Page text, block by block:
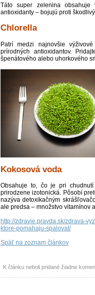
Táto super zelenina
antioxidanty – bojujú proti
Chlorella
Patrí medzi najnovšie
prírodných antioxidantov.
špenátového alebo uhorkového
Kokosová voda
Obsahuje to, čo je pri
prirodzene izotonická. Pôsobí
nazýva detoxikačným
ale predsa – množstvo vitamínov
http://zdravie.pravda.sk/zdrava-
ktore-pomahaju-spalovat/
Späť na zoznam článkov
K článku neboli pridané žiadne